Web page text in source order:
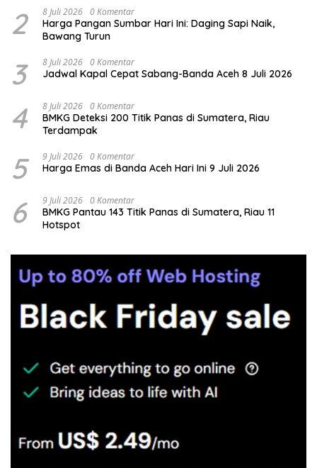
2 8 Juli 2026 0 Komentar
Harga Pangan Sumbar Hari Ini: Daging Sapi Naik,
Bawang Turun
3 8 Juli 2026 0 Komentar
Jadwal Kapal Cepat Sabang-Banda Aceh 8 Juli 2026
4 8 Juli 2026 0 Komentar
BMKG Deteksi 200 Titik Panas di Sumatera, Riau
Terdampak
5 9 Juli 2026 0 Komentar
Harga Emas di Banda Aceh Hari Ini 9 Juli 2026
6 9 Juli 2026 0 Komentar
BMKG Pantau 143 Titik Panas di Sumatera, Riau 11
Hotspot